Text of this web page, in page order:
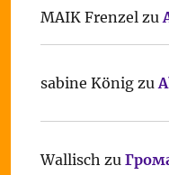
MAIK Frenzelzu
sabine Königzu
Wallisch zu